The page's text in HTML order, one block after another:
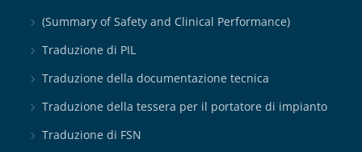
(Summary of Safety and Clinical Performance)
Traduzione di PIL
Traduzione della documentazione tecnica
Traduzione della tessera per il portatore di impianto
Traduzione di FSN